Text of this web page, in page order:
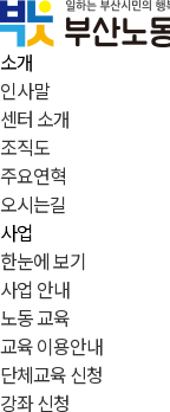
소개
인사말
센터 소개
조직도
주요연혁
오시는길
사업
한눈에 보기
사업 안내
노동 교육
교육 이용안내
단체교육 신청
강좌 신청